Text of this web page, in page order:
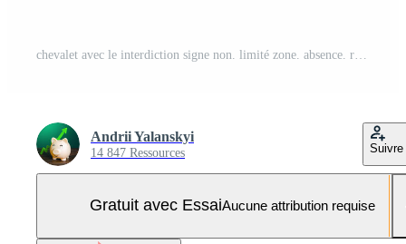
Andrii Yalanskyi
14 847 Ressources Suivre
Gratuit avec EssaiAucune attribution requise